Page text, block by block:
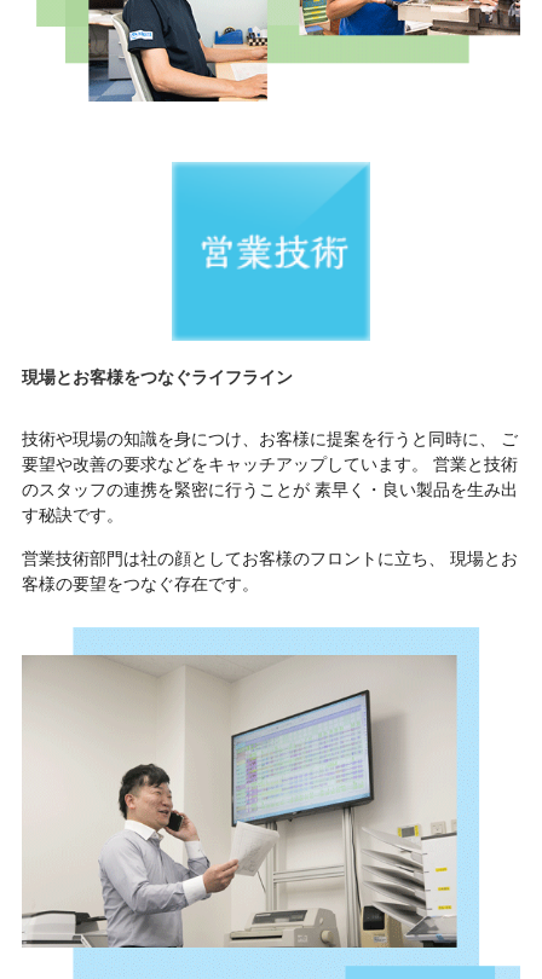
現場とお客様をつなぐライフライン
技術や現場の知識を身につけ、お客様に提案を行うと同時に、
ご
要望や改善の要求などをキャッチアップしています。
営業と技術
のスタッフの連携を緊密に行うことが素早く・良い製品を生み出
す秘訣です。
営業技術部門は社の顔としてお客様のフロントに立ち、
現場とお
客様の要望をつなぐ存在です。